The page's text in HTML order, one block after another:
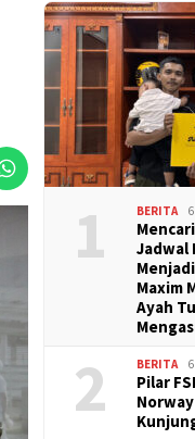
1 BERITA
Jadwal
Maxim
Ayah
2 BERITA
Pilar